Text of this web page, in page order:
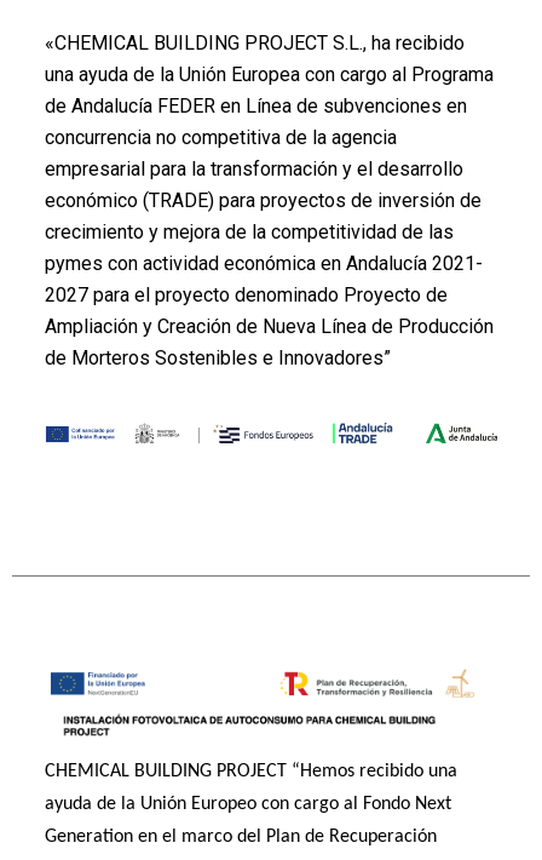
«CHEMICAL BUILDING PROJECT S.L., ha recibido
una ayuda de la Unión Europea con cargo al Programa
de Andalucía FEDER en Línea de subvenciones en
concurrencia no competitiva de la agencia
empresarial para la transformación y el desarrollo
económico (TRADE) para proyectos de inversión de
crecimiento y mejora de la competitividad de las
pymes con actividad económica en Andalucía 2021-
2027 para el proyecto denominado Proyecto de
Ampliación y Creación de Nueva Línea de Producción
de Morteros Sostenibles e Innovadores”
CHEMICAL BUILDING PROJECT “Hemos recibido una
ayuda de la Unión Europeo con cargo al Fondo Next
Generation en el marco del Plan de Recuperación